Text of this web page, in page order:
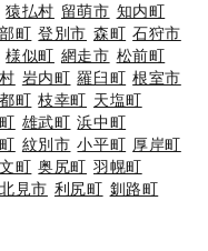
猿払村 留萌市 知内町
町 登別市 森町 石狩市
様似町 網走市 松前町
岩内町 羅臼町 根室市
町 枝幸町 天塩町
雄武町 浜中町
紋別市 小平町 厚岸町
町 奥尻町 羽幌町
北見市 利尻町 釧路町